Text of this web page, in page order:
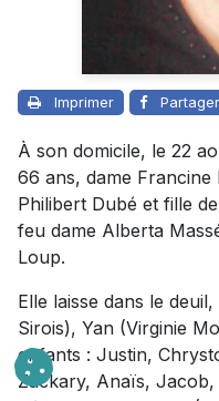
Imprimer Partager
À son domicile, le 22
66 ans, dame
Philibert Dubé et fille
feu dame Alberta
Loup.
Elle laisse dans le
Sirois), Yan (Virginie
enfants : Justin,
Zackary, Anaïs, Jacob,